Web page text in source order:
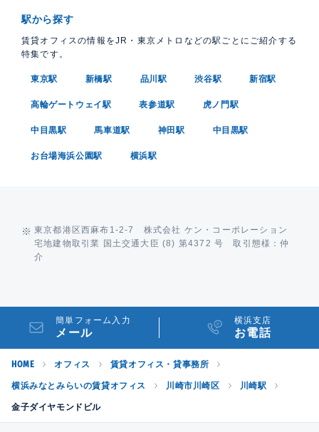
駅から探す
賃貸オフィスの情報をJR・東京メトロなどの駅ごとにご紹介する
特集です。
東京駅 新橋駅 品川駅 渋谷駅 新宿駅
高輪ゲートウェイ駅 表参道駅 虎ノ門駅
中目黒駅 馬車道駅 神田駅 中目黒駅
お台場海浜公園駅 横浜駅
東京都港区西麻布1-2-7 株式会社 ケン・コーポレーション
宅地建物取引業 国土交通大臣 (8) 第4372 号 取引態様：仲
介
簡単フォーム入力
メール
横浜支店
お電話
HOME オフィス 賃貸オフィス・貸事務所
横浜みなとみらいの賃貸オフィス 川崎市川崎区 川崎駅
金子ダイヤモンドビル